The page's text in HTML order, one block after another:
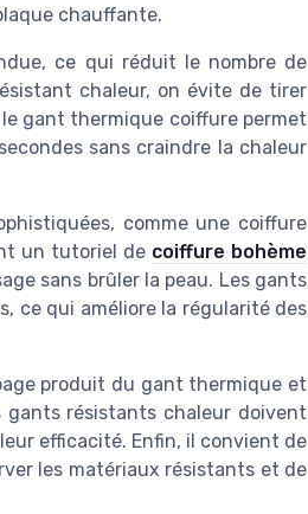
chauffante.
ce qui réduit le nombre de
chaleur, on évite de tirer
gant thermique coiffure permet
sans craindre la chaleur
comme une coiffure
un tutoriel de coiffure bohème
sans brûler la peau. Les gants
ce qui améliore la régularité des
produit du gant thermique et
gants résistants chaleur doivent
efficacité. Enfin, il convient de
les matériaux résistants et de